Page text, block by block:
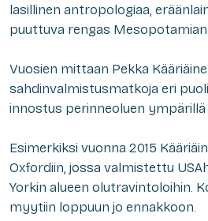
lasillinen antropologiaa,
puuttuva rengas
Vuosien mittaan Pekka
sahdinvalmistusmatkoja eri
innostus perinneoluen
Esimerkiksi vuonna 2015
Oxfordiin, jossa valmistettu
Yorkin alueen olutravintoloihin.
myytiin loppuun jo ennakkoon.